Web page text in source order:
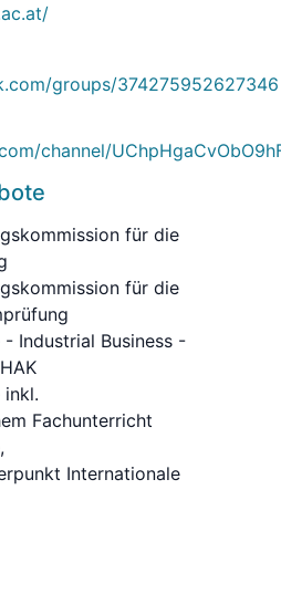
groups/374275952627346
channel/
für die
für die
Industrial Business -
inkl.
Fachunterricht
Internationale